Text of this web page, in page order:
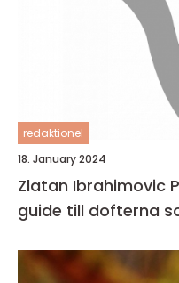
redaktionel
18. January 2024
Zlatan Ibrahimovic
guide till dofterna